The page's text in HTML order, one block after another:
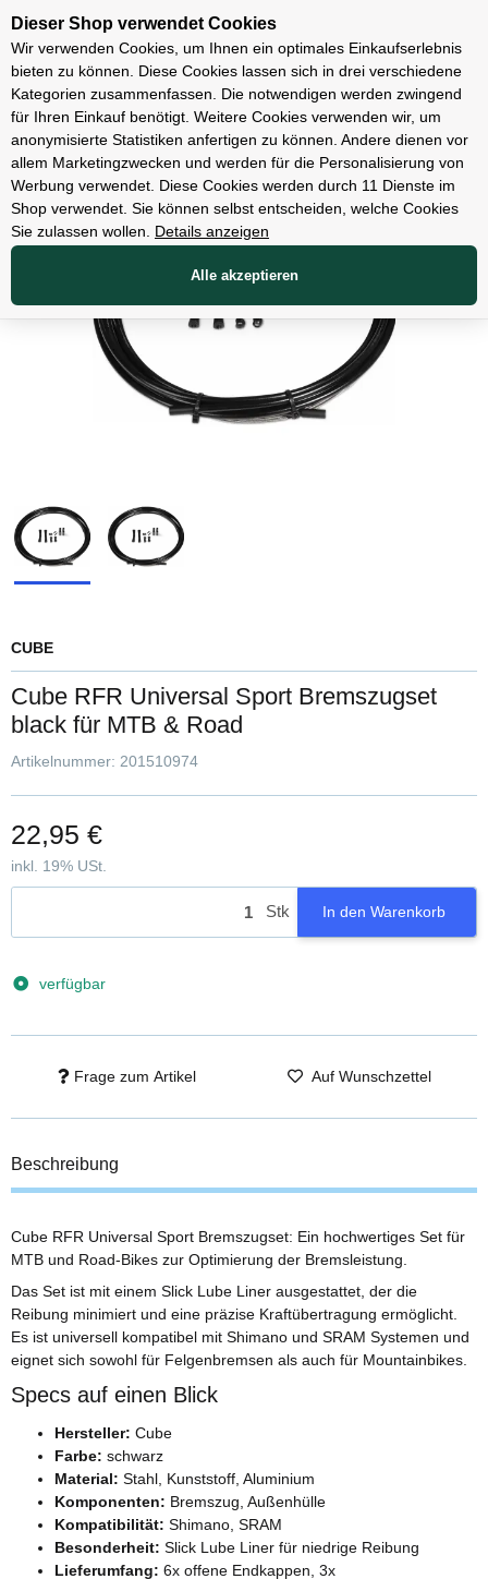
Unsere Filialen
Teile
CUBE
Cube RFR Universal Sport Bremszugset
black für MTB & Road
Artikelnummer: 201510974
22,95 €
inkl. 19% USt.
Stk In den Warenkorb
verfügbar
Frage zum Artikel Auf Wunschzettel
Beschreibung
Cube RFR Universal Sport Bremszugset: Ein hochwertiges Set für
MTB und Road-Bikes zur Optimierung der Bremsleistung.
Das Set ist mit einem Slick Lube Liner ausgestattet, der die
Reibung minimiert und eine präzise Kraftübertragung ermöglicht.
Es ist universell kompatibel mit Shimano und SRAM Systemen und
eignet sich sowohl für Felgenbremsen als auch für Mountainbikes.
Specs auf einen Blick
Hersteller: Cube
Farbe: schwarz
Material: Stahl, Kunststoff, Aluminium
Komponenten: Bremszug, Außenhülle
Kompatibilität: Shimano, SRAM
Besonderheit: Slick Lube Liner für niedrige Reibung
Lieferumfang: 6x offene Endkappen, 3x
Dieser Shop verwendet Cookies
Wir verwenden Cookies, um Ihnen ein optimales Einkaufserlebnis
bieten zu können. Diese Cookies lassen sich in drei verschiedene
Kategorien zusammenfassen. Die notwendigen werden zwingend
für Ihren Einkauf benötigt. Weitere Cookies verwenden wir, um
anonymisierte Statistiken anfertigen zu können. Andere dienen vor
allem Marketingzwecken und werden für die Personalisierung von
Werbung verwendet. Diese Cookies werden durch 11 Dienste im
Shop verwendet. Sie können selbst entscheiden, welche Cookies
Sie zulassen wollen.
Details anzeigen
Alle akzeptieren